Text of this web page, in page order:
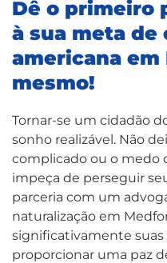
Dê o primeiro
à sua meta de
americana
mesmo!
Tornar-se um cidadão
sonho realizável. Não
complicado ou o medo
impeça de perseguir
parceria com um
naturalização em
significativamente suas
proporcionar uma paz